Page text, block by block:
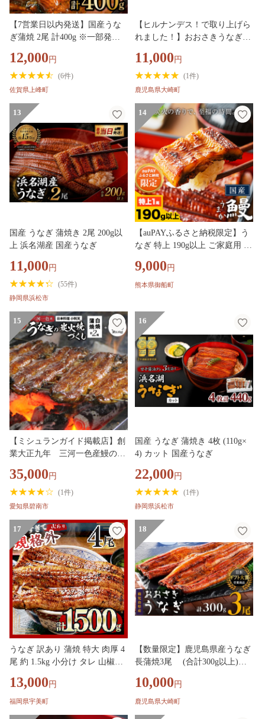
【7営業日以内発送】国産うな
ぎ蒲焼 2尾 計400g ※一部発送
12,000 円
(6件)
佐賀県上峰町
【ヒルナンデス！で取り上げら
れました！】おおさきうなぎ
袋セットうなぎ 訳ありうなぎ蒲
焼 国産 人気 うなぎ 鹿児島 う
なぎ 国産 鰻 うなぎ ウナギ 鰻
【鰻 きざみうなぎ ウナギ たれ
国産うなぎ蒲焼き 人気 おすす
め ヒルナンデス 鹿児島県 大崎
町 A928】 【うなぎ蒲焼 国産
うなぎ unagi 鰻 ウナギ うなぎ
蒲焼】
11,000 円
(1件)
鹿児島県大崎町
13
国産 うなぎ 蒲焼き 2尾 200g以
上 浜名湖産 国産うなぎ
11,000 円
(55件)
静岡県浜松市
14
【auPAYふるさと納税限定】う
なぎ 特上 190g以上 ご家庭用 国
真空パック おすすめ うなぎの
蒲焼 《30日以内に出荷予定(土
外 ウナギ unagi 蒲焼 秋 旬 配送
時期 冷凍
9,000 円
熊本県御船町
15
【ミシュランガイド掲載店】創
業大正九年 三河一色産鰻の炭
尾、肝焼２ｐ） 日本料理 料亭
小伴天 国産 うなぎ 鰻 ウナギ
たれ ギフト 贈り物 ご褒美 簡単
ぶし 人気 高リピート H007-103
35,000 円
(1件)
愛知県碧南市
16
国産 うなぎ 蒲焼き 4枚 (110g×
4) カット 国産うなぎ
22,000 円
(1件)
静岡県浜松市
17
うなぎ 訳あり 蒲焼 特大 肉厚 4
尾 約 1.5kg 小分け タレ 山椒付
0bak830002] 不揃い 規格外 家庭
用 鰻 ウナギ unagi うなぎ蒲焼
13,000 円
福岡県宇美町
18
【数量限定】鹿児島県産うなぎ
長蒲焼3尾 (合計300g以上)
重 ひつまぶし ウナギ 蒲焼 人気
おすすめ ふるさと納税 鹿児島
10,000 円
鹿児島県大崎町